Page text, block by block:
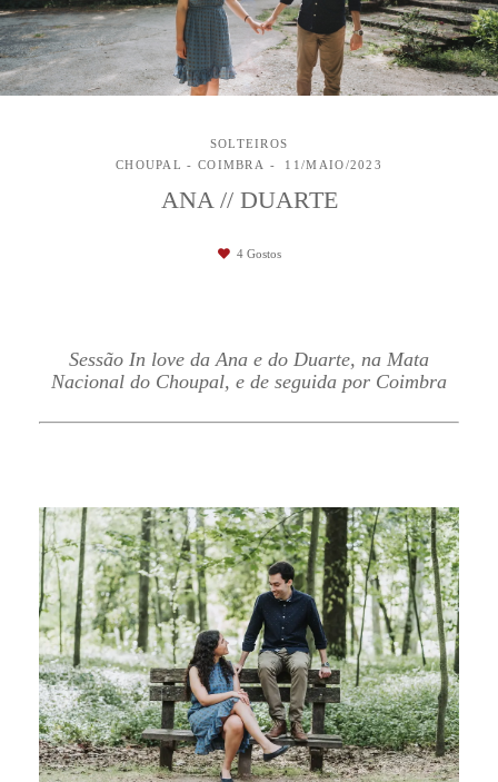
SOLTEIROS
CHOUPAL - COIMBRA
11/MAIO/2023
ANA // DUARTE
4Gostos
Sessão In love da Ana e do Duarte, na Mata
Nacional do Choupal, e de seguida por Coimbra